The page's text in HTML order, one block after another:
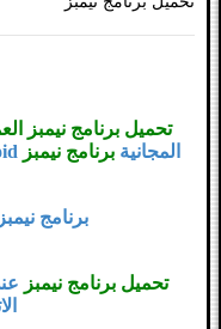
تحميل برنامج نيمبز
المجانية برنامج نيمبز
برنامج
تحميل برنامج نيمبز